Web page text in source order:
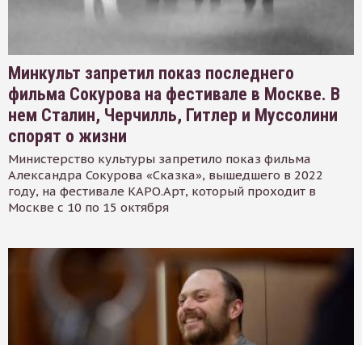
Минкульт запретил показ последнего
фильма Сокурова на фестивале в Москве. В
нем Сталин, Черчилль, Гитлер и Муссолини
спорят о жизни
Министерство культуры запретило показ фильма
Александра Сокурова «Сказка», вышедшего в 2022
году, на фестивале КАРО.Арт, который проходит в
Москве с 10 по 15 октября